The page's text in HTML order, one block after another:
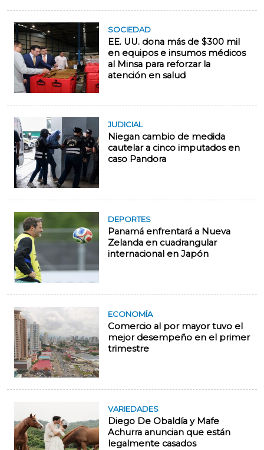
SOCIEDAD
EE. UU. dona más de $300 mil
en equipos e insumos médicos
al Minsa para reforzar la
atención en salud
JUDICIAL
Niegan cambio de medida
cautelar a cinco imputados en
caso Pandora
DEPORTES
Panamá enfrentará a Nueva
Zelanda en cuadrangular
internacional en Japón
ECONOMÍA
Comercio al por mayor tuvo el
mejor desempeño en el primer
trimestre
VARIEDADES
Diego De Obaldía y Mafe
Achurra anuncian que están
legalmente casados